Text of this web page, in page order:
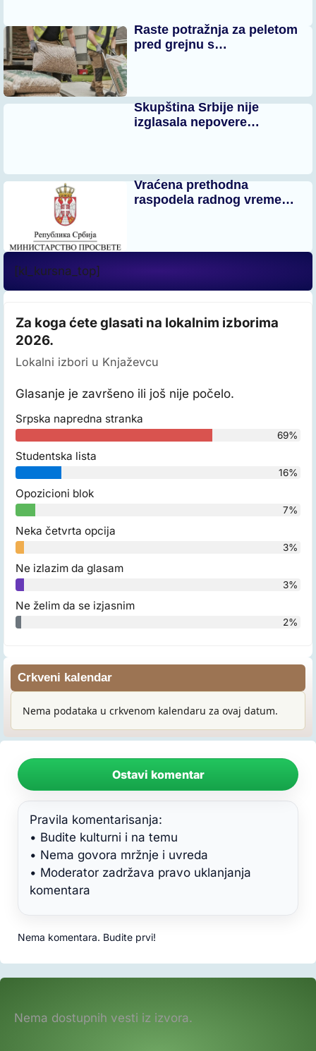
Raste potražnja za peletom
pred grejnu s…
Skupština Srbije nije
izglasala nepovere…
Vraćena prethodna
raspodela radnog vreme…
[kl_kursna_top]
Za koga ćete glasati na lokalnim izborima
2026.
Lokalni izbori u Knjaževcu
Glasanje je završeno ili još nije počelo.
Srpska napredna stranka
69%
Studentska lista
16%
Opozicioni blok
7%
Neka četvrta opcija
3%
Ne izlazim da glasam
3%
Ne želim da se izjasnim
2%
Crkveni kalendar
Nema podataka u crkvenom kalendaru za ovaj datum.
Ostavi komentar
Pravila komentarisanja:
• Budite kulturni i na temu
• Nema govora mržnje i uvreda
• Moderator zadržava pravo uklanjanja
komentara
Nema komentara. Budite prvi!
Nema dostupnih vesti iz izvora.